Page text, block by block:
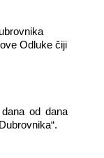
Odlukečiji
od dana